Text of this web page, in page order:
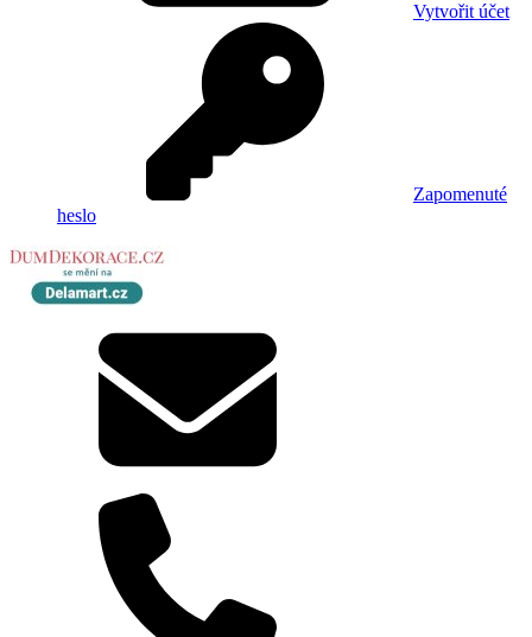
Vytvořit účet
Zapomenuté
heslo